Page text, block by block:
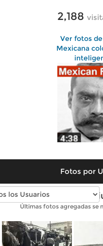
2,188
Ver fotos
Mexicana
Fotos por
Fotos antiguas de
Últimas fotos agregadas se